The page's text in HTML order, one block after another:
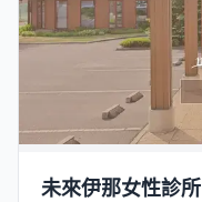
未來伊那女性診所